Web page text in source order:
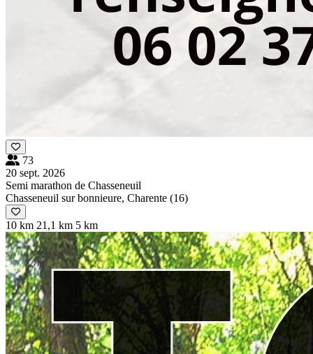
73
20 sept. 2026
Semi marathon de Chasseneuil
Chasseneuil sur bonnieure, Charente (16)
10 km 21,1 km 5 km